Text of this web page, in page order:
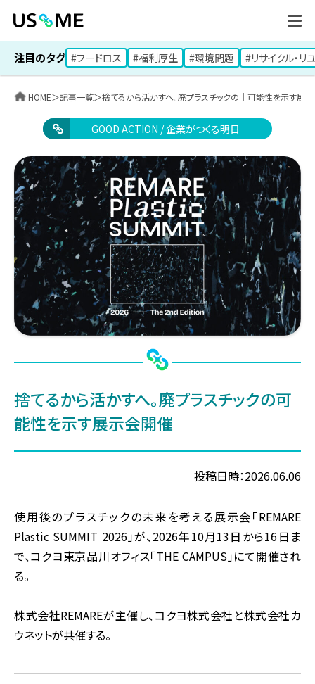
注目のタグ #フードロス #福利厚生 #環境問題 #リサイクル・リ
HOME＞記事一覧＞捨てるから活かすへ。廃プラスチックの｜可能性を示す展
GOOD ACTION / 企業がつくる明日
捨てるから活かすへ。廃プラスチックの可
能性を示す展示会開催
投稿日時：2026.06.06
使用後のプラスチックの未来を考える展示会「REMARE
Plastic SUMMIT 2026」が、2026年10月13日から16日ま
で、コクヨ東京品川オフィス「THE CAMPUS」にて開催され
る。
株式会社REMAREが主催し、コクヨ株式会社と株式会社カ
ウネットが共催する。